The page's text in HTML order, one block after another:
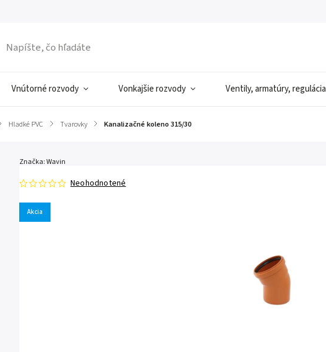
Vnútorné rozvody Vonkajšie rozvody Ventily, armatúry, regulácia
Hladké PVC / Tvarovky / Kanalizačné koleno 315/30
Akcia
Neohodnotené
Značka:Wavin